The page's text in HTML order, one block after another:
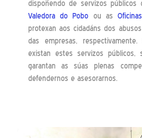
dispoñendo de servizos públicos
Valedora do Pobo ou as
protexan aos cidadáns dos
das empresas,
existan estes servizos
garantan as súas plenas
defendernos e asesorarnos.